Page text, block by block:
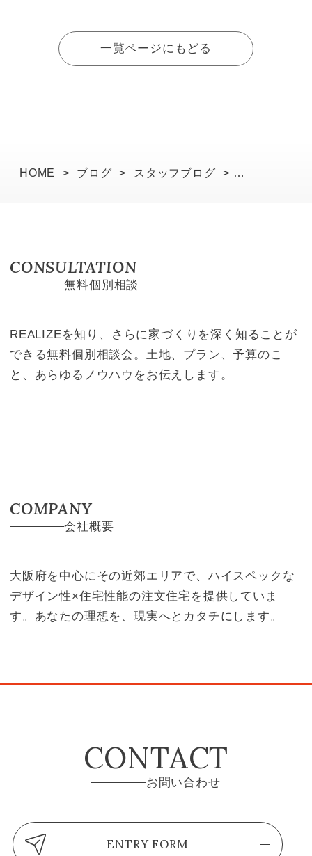
一覧ページにもどる
HOME > ブログ > スタッフブログ
>
CONSULTATION
無料個別相談
REALIZEを知り、さらに家づくりを深く知ることが
できる無料個別相談会。土地、プラン、予算のこ
と、あらゆるノウハウをお伝えします。
COMPANY
会社概要
大阪府を中心にその近郊エリアで、ハイスペックな
デザイン性×住宅性能の注文住宅を提供していま
す。あなたの理想を、現実へとカタチにします。
CONTACT
お問い合わせ
ENTRY FORM